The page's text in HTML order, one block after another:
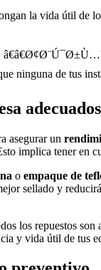
la vida útil de
adecuados
asegurar un
implica tener en
o empaque de
sellado y
los repuestos
y vida útil de tus